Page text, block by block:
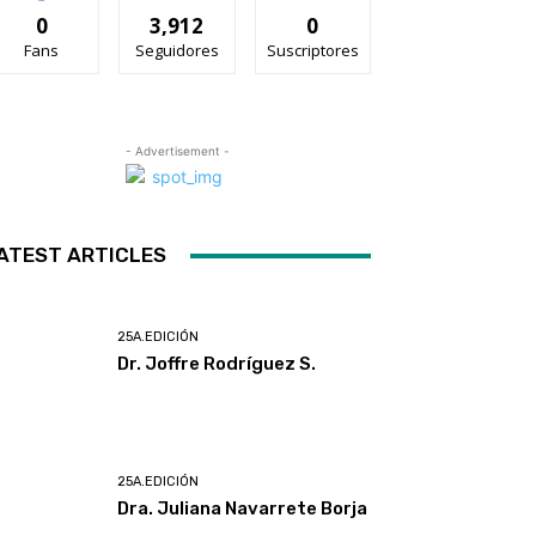
0
Fans
3,912
Seguidores
0
Suscriptores
- Advertisement -
ARTICLES
25A.EDICIÓN
Dr. Joffre Rodríguez S.
25A.EDICIÓN
Dra. Juliana Navarrete Borja